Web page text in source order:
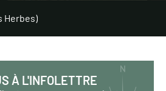
Herbes)
À L'INFOLETTRE